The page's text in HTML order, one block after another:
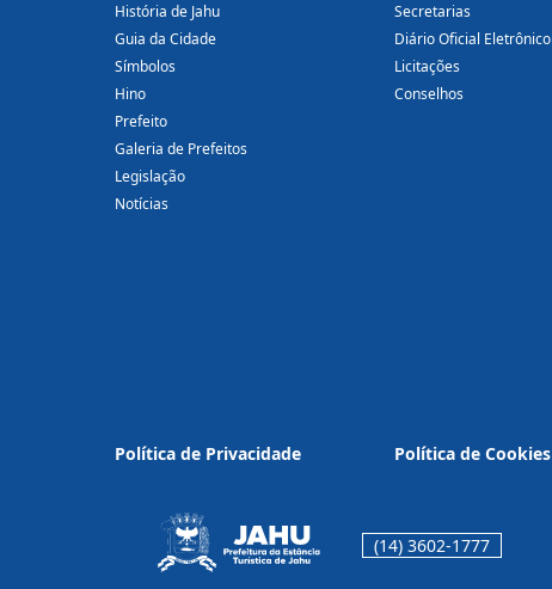
História de Jahu
Guia da Cidade
Símbolos
Hino
Prefeito
Galeria de Prefeitos
Legislação
Notícias
Secretarias
Diário Oficial Eletrônico
Licitações
Conselhos
Política de Privacidade Política de Cookies
(14) 3602-1777